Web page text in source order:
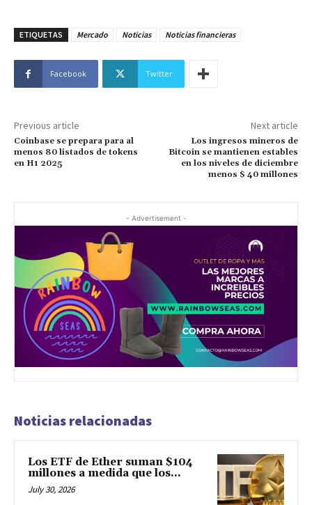
ETIQUETAS Mercado Noticias Noticias financieras
Facebook Twitter
Previous article
Coinbase se prepara para al
menos 80 listados de tokens
en H1 2025
Next article
Los ingresos mineros de
Bitcoin se mantienen estables
en los niveles de diciembre
menos $ 40 millones
- Advertisement -
Noticias relacionadas
Los ETF de Ether suman $104
millones a medida que los...
July 30, 2026